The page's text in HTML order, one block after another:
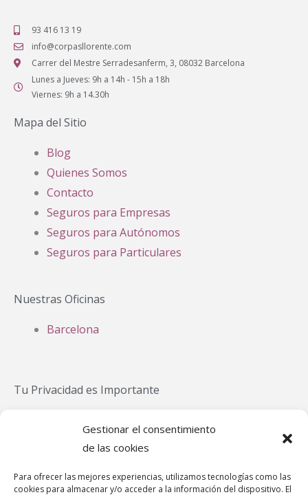
Gestionar el consentimiento
de las cookies
Para ofrecer las mejores experiencias, utilizamos tecnologías como las
cookies para almacenar y/o acceder a la información del dispositivo. El
93 416 13 19
info@corpasllorente.com
Carrer del Mestre Serradesanferm, 3, 08032 Barcelona
Lunes a Jueves: 9h a 14h - 15h a 18h
Viernes: 9h a 14.30h
Mapa del Sitio
Blog
Quienes Somos
Contacto
Seguros para Empresas
Seguros para Autónomos
Seguros para Particulares
Nuestras Oficinas
Barcelona
Tu Privacidad es Importante
Política Cookies
Política de cookies (UE)